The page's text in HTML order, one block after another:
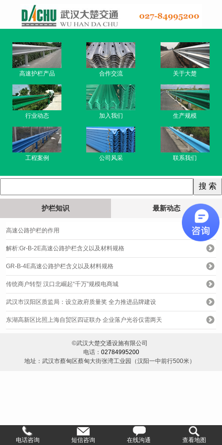
高速护栏产品 合作交流 关于大楚
行业动态 加入我们 生产规模
工程案例 公司风采 联系我们
护栏知识 最新动态
高速公路护栏的作用
解析:Gr-B-2E高速公路护栏含义以及材料规格
GR-B-4E高速公路护栏含义以及材料规格
传统商户转型 汉口北崛起“千万”规模电商城
武汉市汉阳区质监局：设立政府质量奖 全力推进品牌建设
东湖高新区比照上海自贸区四证联办 企业落户光谷仅需两天
©武汉大楚交通设施有限公司
电话： 02784995200
地址：武汉市蔡甸区蔡甸大街张湾工业园（汉阳一中前行500米）
电话咨询 短信咨询 在线沟通 查看地图